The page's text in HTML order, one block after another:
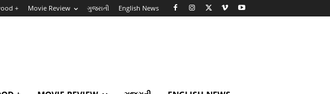
+ Movie Review ગુજરાતી English News